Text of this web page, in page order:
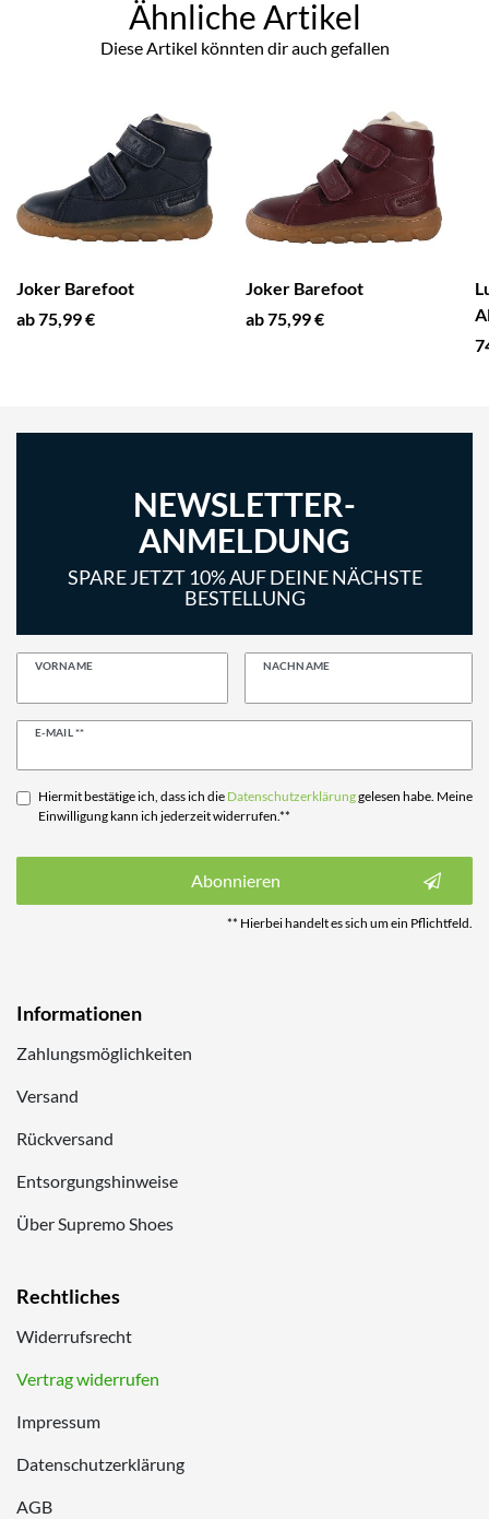
Ähnliche Artikel
Diese Artikel könnten dir auch gefallen
Joker Barefoot
ab 75,99 €
Joker Barefoot
ab 75,99 €
NEWSLETTER-
ANMELDUNG
SPARE JETZT 10% AUF DEINE NÄCHSTE
BESTELLUNG
VORNAME NACHNAME
E-MAIL **
Newsletter
Hiermit bestätige ich, dass ich die Daten­schutz­erklärunggelesen habe. Meine
Einwilligung kann ich jederzeit widerrufen.**
Abonnieren
** Hierbei handelt es sich um ein Pflichtfeld.
Informationen
Zahlungsmöglichkeiten
Versand
Rückversand
Entsorgungshinweise
Über Supremo Shoes
Rechtliches
Widerrufsrecht
Vertrag widerrufen
Impressum
Datenschutzerklärung
AGB